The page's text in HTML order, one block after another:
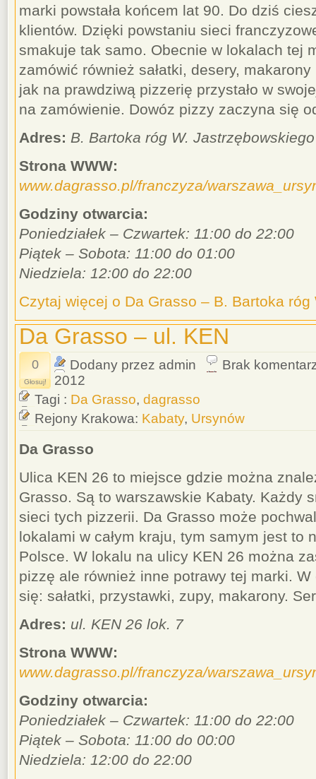
marki powstała końcem lat 90. Do dziś
klientów. Dzięki powstaniu sieci
smakuje tak samo. Obecnie w lokalach tej
zamówić również sałatki, desery,
jak na prawdziwą pizzerię przystało w
na zamówienie. Dowóz pizzy zaczyna się
Adres: B. Bartoka róg W. Jastrzębowskiego
Strona WWW:
www.dagrasso.pl/franczyza/
Godziny otwarcia:
Poniedziałek – Czwartek: 11:00 do 22:00
Piątek – Sobota: 11:00 do 01:00
Niedziela: 12:00 do 22:00
Czytaj więcej o Da Grasso – B. Bartoka
Da Grasso – ul. KEN
0
Głosuj!
Dodany przez admin
Brak
2012
Tagi : Da Grasso, dagrasso
Rejony Krakowa: Kabaty, Ursynów
Da Grasso
Ulica KEN 26 to miejsce gdzie można
Grasso. Są to warszawskie Kabaty. Każdy
sieci tych pizzerii. Da Grasso może
lokalami w całym kraju, tym samym jest to
Polsce. W lokalu na ulicy KEN 26 można
pizzę ale również inne potrawy tej marki.
się: sałatki, przystawki, zupy, makarony.
Adres: ul. KEN 26 lok. 7
Strona WWW:
www.dagrasso.pl/franczyza/
Godziny otwarcia:
Poniedziałek – Czwartek: 11:00 do 22:00
Piątek – Sobota: 11:00 do 00:00
Niedziela: 12:00 do 22:00